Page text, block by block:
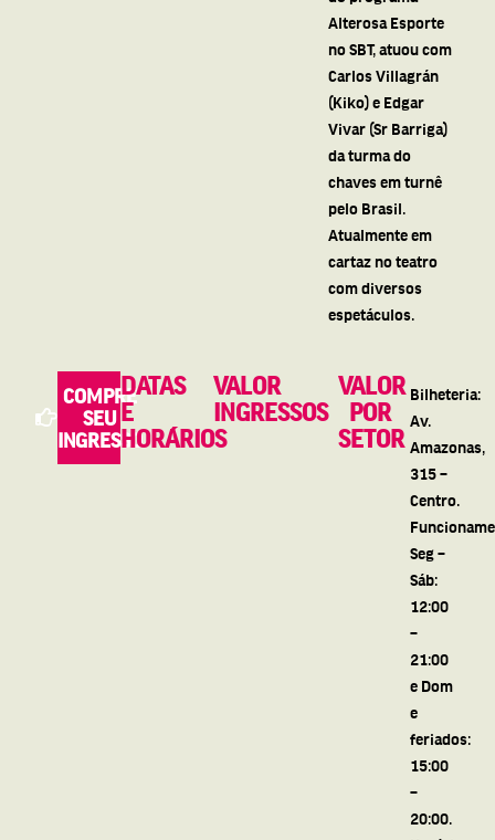
Alterosa Esporte
no SBT, atuou com
Carlos Villagrán
(Kiko) e Edgar
Vivar (Sr Barriga)
da turma do
chaves em turnê
pelo Brasil.
Atualmente em
cartaz no teatro
com diversos
espetáculos.
COMPRE
SEU
INGRESSO
DATAS
E
HORÁRIOS
VALOR
INGRESSOS
VALOR
POR
SETOR
Bilheteria:
Av.
Amazonas,
315 –
Centro.
Seg –
Sáb:
12:00
–
21:00
e Dom
e
feriados:
15:00
–
20:00.